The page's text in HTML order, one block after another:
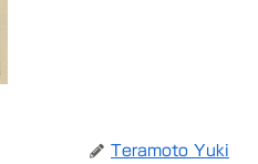
Teramoto Yuki